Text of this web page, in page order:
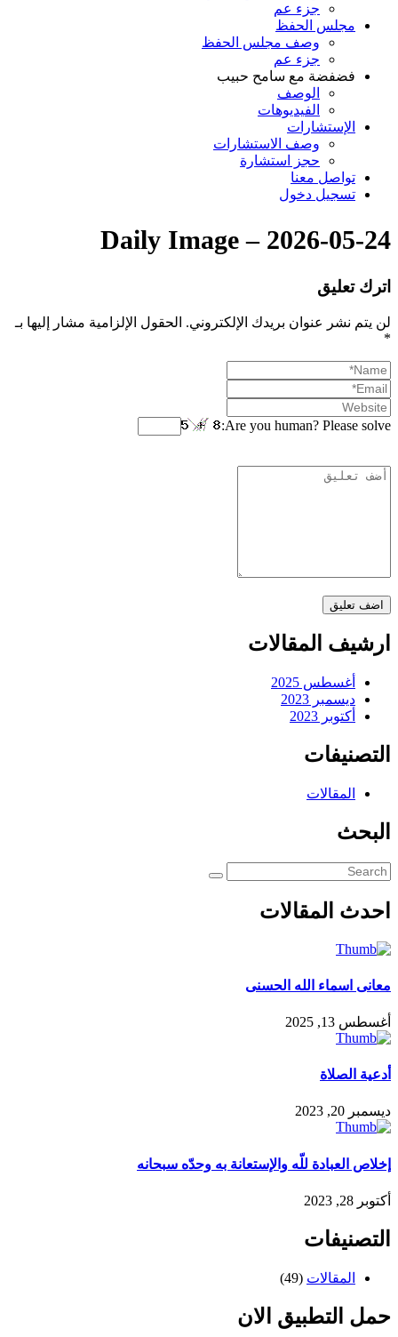
جزء عم
مجلس الحفظ
وصف مجلس الحفظ
جزء عم
فضفضة مع سامح حبيب
الوصف
الفيديوهات
الإستشارات
وصف الاستشارات
حجز استشارة
تواصل معنا
تسجيل دخول
Daily Image – 2026-05-24
اترك تعليق
لن يتم نشر عنوان بريدك الإلكتروني. الحقول الإلزامية مشار إليها بـ
*
Are you human? Please solve:
ارشيف المقالات
أغسطس 2025
ديسمبر 2023
أكتوبر 2023
التصنيفات
المقالات
البحث
احدث المقالات
معانى اسماء الله الحسنى
أغسطس 13, 2025
أدعية الصلاة
ديسمبر 20, 2023
إخلاص العبادة للّه والإستعانة به وحدّه سبحانه
أكتوبر 28, 2023
التصنيفات
المقالات (49)
حمل التطبيق الان